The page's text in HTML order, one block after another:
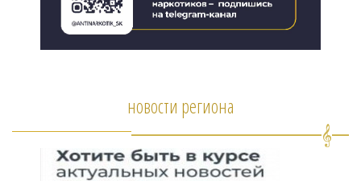
новости региона